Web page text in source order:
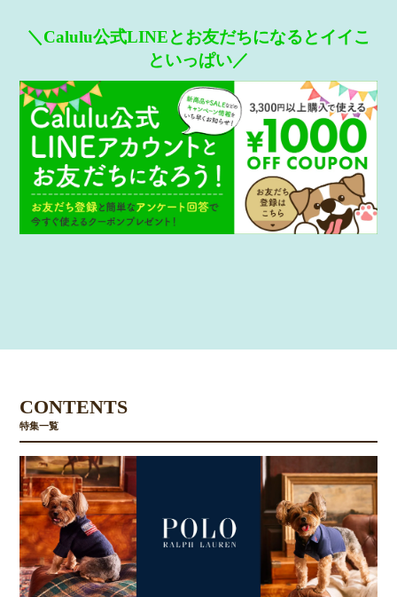
＼Calulu公式LINEとお友だちになるとイイこ
といっぱい／
CONTENTS
特集一覧